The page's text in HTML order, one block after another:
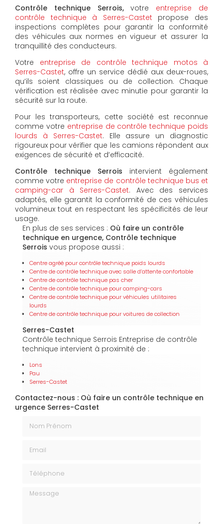
Contrôle technique Serrois,votre entreprise de
contrôle technique à Serres-Castet propose des
inspections complètes pour garantir la conformité
des véhicules aux normes en vigueur et assurer la
tranquillité des conducteurs.
Votre entreprise de contrôle technique motos à
Serres-Castet, offre un service dédié aux deux-roues,
qu’ils soient classiques ou de collection. Chaque
vérification est réalisée avec minutie pour garantir la
sécurité sur la route.
Pour les transporteurs, cette société est reconnue
comme votre entreprise de contrôle technique poids
lourds à Serres-Castet. Elle assure un diagnostic
rigoureux pour vérifier que les camions répondent aux
exigences de sécurité et d’efficacité.
Contrôle technique Serrois intervient également
comme votre entreprise de contrôle technique bus et
camping-car à Serres-Castet. Avec des services
adaptés, elle garantit la conformité de ces véhicules
volumineux tout en respectant les spécificités de leur
usage.
En plus de ses services : Où faire un contrôle
technique en urgence, Contrôle technique
Serrois vous propose aussi :
Centre agréé pour contrôle technique poids lourds
Centre de contrôle technique avec salle d’attente confortable
Centre de contrôle technique pas cher
Centre de contrôle technique pour camping-cars
Centre de contrôle technique pour véhicules utilitaires
lourds
Centre de contrôle technique pour voitures de collection
Serres-Castet
Contrôle technique Serrois Entreprise de contrôle
technique intervient à proximité de :
Lons
Pau
Serres-Castet
Contactez-nous : Où faire un contrôle technique en
urgence Serres-Castet
Message